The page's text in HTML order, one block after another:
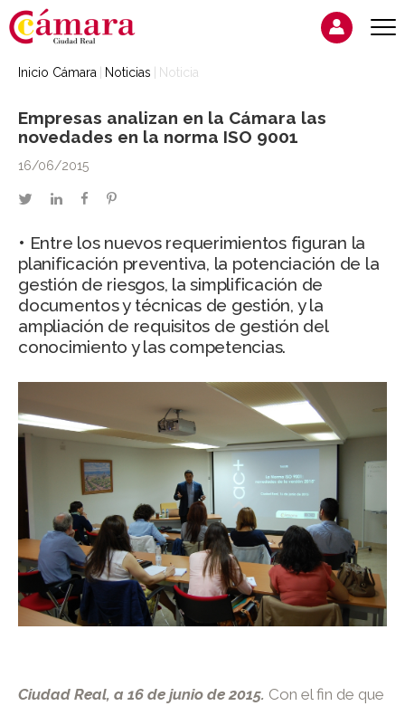
Inicio Cámara Noticias Noticia
Empresas analizan en la Cámara las
novedades en la norma ISO 9001
16/06/2015
twitterlinkedinfacebookpinterest
• Entre los nuevos requerimientos figuran la
planificación preventiva, la potenciación de la
gestión de riesgos, la simplificación de
documentos y técnicas de gestión, y la
ampliación de requisitos de gestión del
conocimiento y las competencias.
Ciudad Real, a 16 de junio de 2015. Con el fin de que